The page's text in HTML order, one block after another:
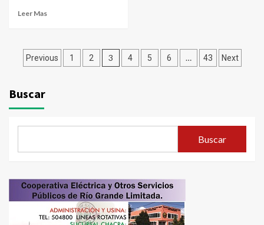
Leer Mas
Paginación
entradas
Previous 1 2 3 4 5 6 … 43 Next
Buscar
Buscar